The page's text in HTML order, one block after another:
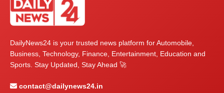
DailyNews24 is your trusted news platform for Automobile,
Business, Technology, Finance, Entertainment, Education and
Sports. Stay Updated, Stay Ahead 🚀
contact@dailynews24.in